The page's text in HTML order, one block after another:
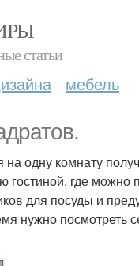
статьи
мебель
одну комнату
где можно
для посуды и
нужно посмотреть